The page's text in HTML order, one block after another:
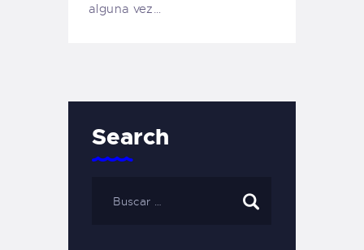
alguna vez…
Search